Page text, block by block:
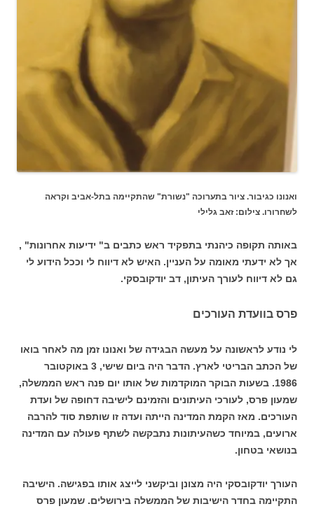
ואנונו כגיבור. ציור בתערוכה "נשורת" שהתקיימה בתל-אביב וקראה
לשחרורו. צילום: זאב גלילי
באותה תקופה כיהנתי בתפקיד ראש כתבים ב" ידיעות אחרונות" ,
אך לא ידעתי מאומה על העניין. האיש לא דיווח לי וככל הידוע לי
גם לא דיווח לעורך העיתון, דב יודקובסקי.
פרס בוועדת העורכים
לי נודע לראשונה על מעשה הבגידה של ואנונו זמן מה לאחר בואו
של הכתב הבריטי לארץ. הדבר היה ביום שישי, 3 באוקטובר
1986. בשעות הבוקר המוקדמות של אותו יום פנה ראש הממשלה,
שמעון פרס, לעורכי העיתונים והזמינם לישיבה דחופה של ועדת
העורכים. מאז הקמת המדינה הייתה ועדה זו שותפת סוד להרבה
ארועים, במיוחד כשהעיתונות נתבקשה לשתף פעולה עם המדינה
בנושאי בטחון.
העורך יודקובסקי היה מצונן וביקשני לייצג אותו בפגישה. הישיבה
התקיימה בחדר הישיבות של הממשלה בירושלים. שמעון פרס